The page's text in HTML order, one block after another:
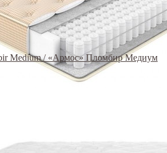
Medium / «Армос» Пломбир Медиум